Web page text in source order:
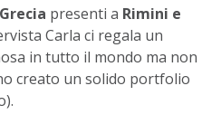
presenti a Rimini e
Carla ci regala un
in tutto il mondo ma non
creato un solido portfolio